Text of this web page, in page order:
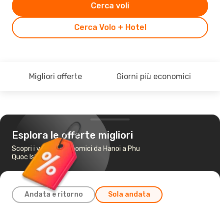
Cerca Volo + Hotel
Cerca voli
Migliori offerte Giorni più economici
Esplora le offerte migliori
Scopri i voli più economici da Hanoi a Phu
Quoc Island
Andata e ritorno Sola andata